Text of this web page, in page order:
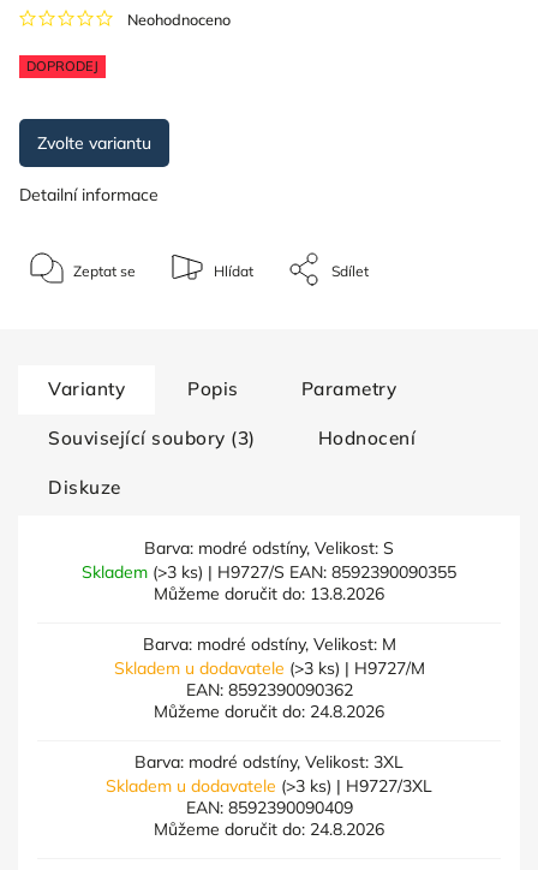
DOPRODEJ
Neohodnoceno
Zvolte variantu
Detailní informace
Zeptat se Hlídat Sdílet
Varianty Popis Parametry
Související soubory (3) Hodnocení
Diskuze
Barva: modré odstíny, Velikost: S
Skladem (>3 ks) | H9727/S EAN: 8592390090355
Můžeme doručit do: 13.8.2026
Barva: modré odstíny, Velikost: M
Skladem u dodavatele (>3 ks) | H9727/M
EAN: 8592390090362
Můžeme doručit do: 24.8.2026
Barva: modré odstíny, Velikost: 3XL
Skladem u dodavatele (>3 ks) | H9727/3XL
EAN: 8592390090409
Můžeme doručit do: 24.8.2026